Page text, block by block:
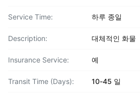
Service Time: 하루 종일
Description: 대체적인 화물
Insurance Service: 예
Transit Time (Days): 10-45 일